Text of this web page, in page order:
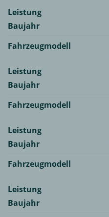
Leistung
Baujahr
Fahrzeugmodell
Leistung
Baujahr
Fahrzeugmodell
Leistung
Baujahr
Fahrzeugmodell
Leistung
Baujahr